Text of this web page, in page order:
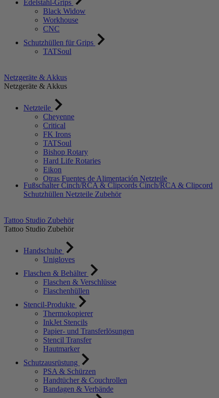
Edelstahl-Grips
Black Widow
Workhouse
CNC
Schutzhüllen für Grips
TATSoul
Netzgeräte & Akkus
Netzgeräte & Akkus
Netzteile
Cheyenne
Critical
FK Irons
TATSoul
Bishop Rotary
Hard Life Rotaries
Eikon
Otras Fuentes de Alimentación Netzteile
Fußschalter Cinch/RCA & Clipcords Cinch/RCA & Clipcord
Schutzhüllen Netzteile Zubehör
Tattoo Studio Zubehör
Tattoo Studio Zubehör
Handschuhe
Unigloves
Flaschen & Behälter
Flaschen & Verschlüsse
Flaschenhüllen
Stencil-Produkte
Thermokopierer
InkJet Stencils
Papier- und Transferlösungen
Stencil Transfer
Hautmarker
Schutzausrüstung
PSA & Schürzen
Handtücher & Couchrollen
Bandagen & Verbände